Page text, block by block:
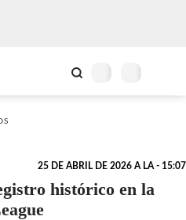
25 DE ABRIL DE 2026 A LA - 15:07
histórico en la